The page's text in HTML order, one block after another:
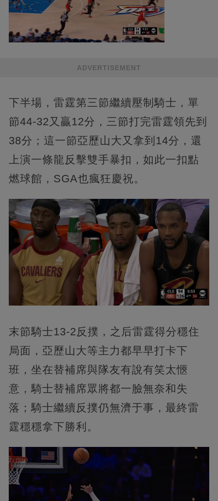
ADVERTISEMENT
下半場，雷霆第三節繼續壓制騎士，單
節44-32又贏12分，三節打完雷霆領先到
38分；這一節亞歷山大又拿到14分，還
上演一條龍反擊雙手暴扣，如此一扣點
燃球館，SGA也瘋狂慶祝。
末節騎士13-2反撲，之后雷霆得分穩住
局面，亞歷山大等主力都早早打卡下
班，坐在替補席與隊友有說有笑太愜
意，騎士替補席眾將都一臉無奈和失
落；騎士繼續反撲仍無濟于事，最終雷
霆穩穩拿下勝利。